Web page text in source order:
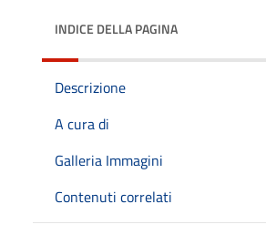
INDICE DELLA PAGINA
Descrizione
A cura di
Galleria Immagini
Contenuti correlati